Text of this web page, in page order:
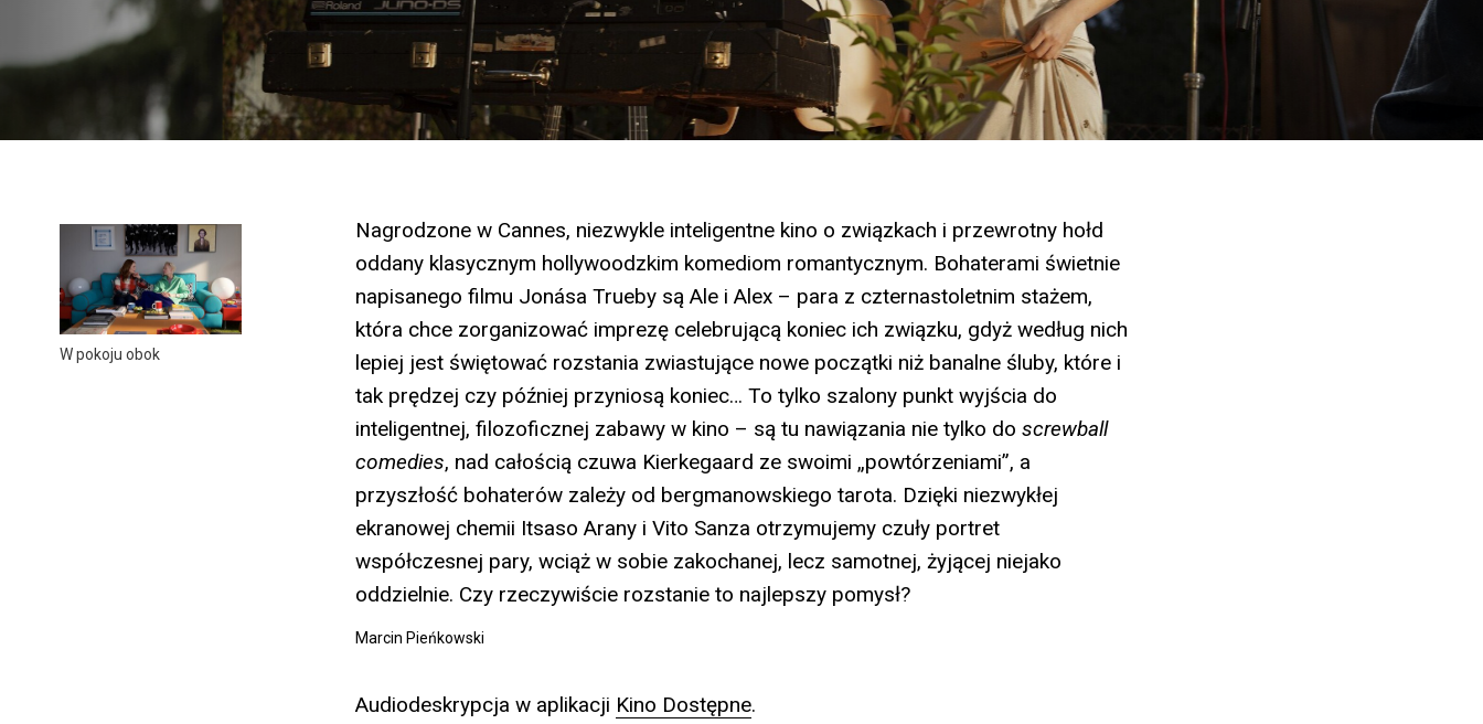
W pokoju obok
Nagrodzone w Cannes, niezwykle inteligentne kino o związkach i przewrotny hołd
oddany klasycznym hollywoodzkim komediom romantycznym. Bohaterami świetnie
napisanego filmu Jonása Trueby są Ale i Alex – para z czternastoletnim stażem,
która chce zorganizować imprezę celebrującą koniec ich związku, gdyż według nich
lepiej jest świętować rozstania zwiastujące nowe początki niż banalne śluby, które i
tak prędzej czy później przyniosą koniec… To tylko szalony punkt wyjścia do
inteligentnej, filozoficznej zabawy w kino – są tu nawiązania nie tylko do screwball
comedies, nad całością czuwa Kierkegaard ze swoimi „powtórzeniami”, a
przyszłość bohaterów zależy od bergmanowskiego tarota. Dzięki niezwykłej
ekranowej chemii Itsaso Arany i Vito Sanza otrzymujemy czuły portret
współczesnej pary, wciąż w sobie zakochanej, lecz samotnej, żyjącej niejako
oddzielnie. Czy rzeczywiście rozstanie to najlepszy pomysł?
Marcin Pieńkowski
Audiodeskrypcja w aplikacji Kino Dostępne.